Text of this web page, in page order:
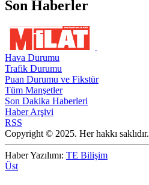
Son Haberler
Hava Durumu
Trafik Durumu
Puan Durumu ve Fikstür
Tüm Manşetler
Son Dakika Haberleri
Haber Arşivi
RSS
Copyright © 2025. Her hakkı saklıdır.
Haber Yazılımı: TE Bilişim
Üst